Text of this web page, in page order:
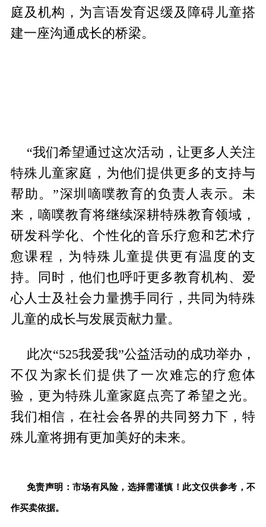
庭及机构，为言语发育迟缓及障碍儿童搭
建一座沟通成长的桥梁。
“我们希望通过这次活动，让更多人关注
特殊儿童家庭，为他们提供更多的支持与
帮助。”深圳嘀噗教育的负责人表示。未
来，嘀噗教育将继续深耕特殊教育领域，
研发科学化、个性化的音乐疗愈和艺术疗
愈课程，为特殊儿童提供更有温度的支
持。同时，他们也呼吁更多教育机构、爱
心人士及社会力量携手同行，共同为特殊
儿童的成长与发展贡献力量。
此次“525我爱我”公益活动的成功举办，
不仅为家长们提供了一次难忘的疗愈体
验，更为特殊儿童家庭点亮了希望之光。
我们相信，在社会各界的共同努力下，特
殊儿童将拥有更加美好的未来。
免责声明：市场有风险，选择需谨慎！此文仅供参考，不
作买卖依据。